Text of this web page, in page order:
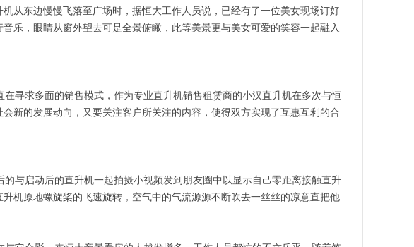
从东边慢慢飞落至广场时，据恒大工作人员说，已经有了一位美女现场订好
乐，眼睛从窗外望去可是全景俯瞰，此等美景更与美女可爱的笑容一起融入
寻求多面的销售模式，作为专业直升机销售租赁商的小汉直升机在多次与恒
新的发展动向，又要关注客户所关注的内容，使得双方实现了互惠互利的合
与启动后的直升机一起拍摄小视频发到朋友圈中以显示自己零距离接触直升
机原地螺旋桨的飞速旋转，空气中的气流源源不断吹去一丝丝的凉意直把他